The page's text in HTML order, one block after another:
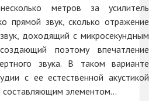
метров за усилитель
прямой звук, сколько отражение
доходящий с микросекундным
поэтому впечатление
звука. В таком варианте
с ее естественной акустикой
элементом...